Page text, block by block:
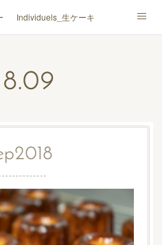
Individuels_生ケーキ
鋪.09
2018